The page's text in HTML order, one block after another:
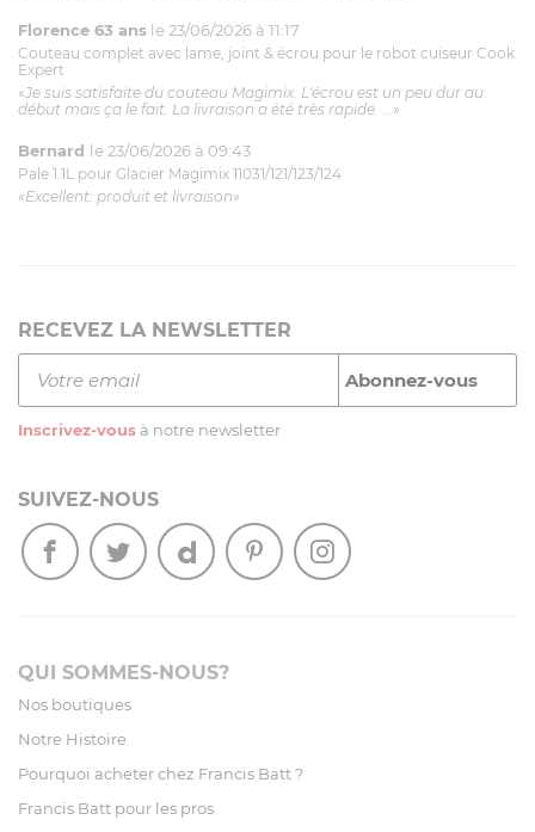
Florence 63 ans le 23/06/2026 à 11:17
Couteau complet avec lame, joint & écrou pour le robot cuiseur Cook
Expert
«Je suis satisfaite du couteau Magimix. L'écrou est un peu dur au
début mais ça le fait. La livraison a été très rapide. ...»
Bernard le 23/06/2026 à 09:43
Pale 1.1L pour Glacier Magimix 11031/121/123/124
«Excellent: produit et livraison»
RECEVEZ LA NEWSLETTER
Inscrivez-vous à notre newsletter
SUIVEZ-NOUS
QUI SOMMES-NOUS?
Nos boutiques
Notre Histoire
Pourquoi acheter chez Francis Batt ?
Francis Batt pour les pros